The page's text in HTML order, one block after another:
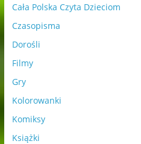
Cała Polska Czyta Dzieciom
Czasopisma
Dorośli
Filmy
Gry
Kolorowanki
Komiksy
Książki